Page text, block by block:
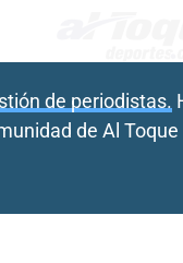
de periodistas.
de Al